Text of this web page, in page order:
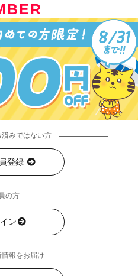
みではない方
登録
の方
ン
情報をお届け